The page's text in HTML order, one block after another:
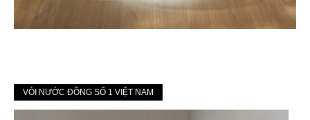
VÒI NƯỚC ĐỒNG SỐ 1 VIỆT NAM